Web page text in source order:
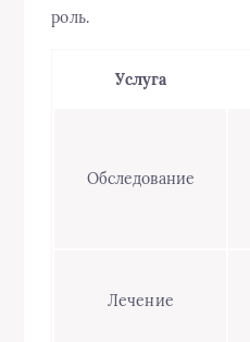
роль.
Услуга
Обследование
Лечение